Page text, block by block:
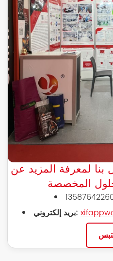
لمعرفة المزيد عن
بريد إلكتروني: